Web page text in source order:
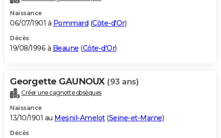
Naissance
06/07/1901 à Pommard (Côte-d'Or)
Décès
19/08/1996 à Beaune (Côte-d'Or)
Georgette GAUNOUX (93 ans)
Créer une cagnotte obsèques
Naissance
13/10/1901 au Mesnil-Amelot(Seine-et-Marne)
Décès